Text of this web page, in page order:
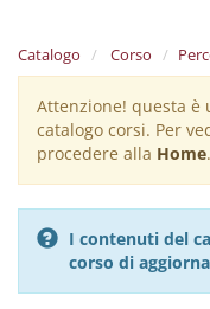
Catalogo Corso
Warning
message
Attenzione! questa è
catalogo corsi. Per
procedere alla Home.
I contenuti del
corso di